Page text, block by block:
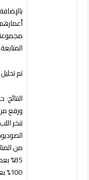
المتابعة.
تم
النتائج:
ورفع
تنخر
من
100% بعد 3 أشهر وانخفض إلى 85% بعد 6 و12 شهراً.